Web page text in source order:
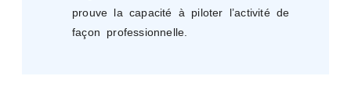
prouve la capacité à piloter l’activité de
façon professionnelle.